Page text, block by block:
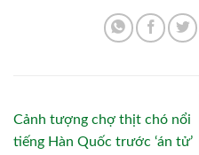
Cảnh tượng chợ thịt chó nổi
tiếng Hàn Quốc trước ‘án tử’